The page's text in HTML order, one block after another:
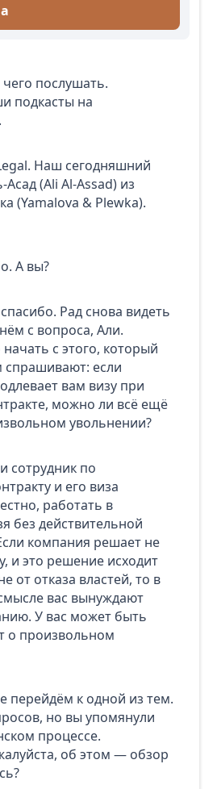
послушать.
подкасты на
Наш сегодняшний
(Ali Al-Assad) из
(Yamalova & Plewka).
А вы?
Рад снова видеть
с вопроса, Али.
с этого, который
спрашивают: если
вам визу при
можно ли всё ещё
увольнении?
сотрудник по
и его виза
работать в
без действительной
компания решает не
и это решение исходит
от отказа властей, то в
вас вынуждают
У вас может быть
о произвольном
перейдём к одной из тем.
но вы упомянули
процессе.
об этом — обзор